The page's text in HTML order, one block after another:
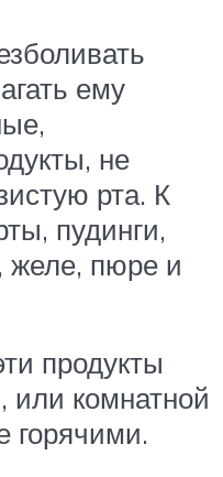
ему
не
рта. К
пудинги,
желе, пюре и
продукты
или комнатной
горячими.